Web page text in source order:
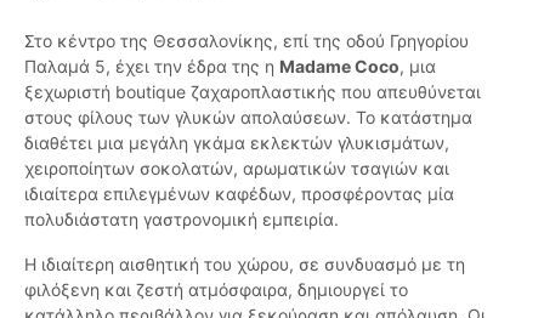
Στο κέντρο της Θεσσαλονίκης, επί της οδού Γρηγορίου
Παλαμά 5, έχει την έδρα της η Madame Coco, μια
ξεχωριστή boutique ζαχαροπλαστικής που απευθύνεται
στους φίλους των γλυκών απολαύσεων. Το κατάστημα
διαθέτει μια μεγάλη γκάμα εκλεκτών γλυκισμάτων,
χειροποίητων σοκολατών, αρωματικών τσαγιών και
ιδιαίτερα επιλεγμένων καφέδων, προσφέροντας μία
πολυδιάστατη γαστρονομική εμπειρία.
Η ιδιαίτερη αισθητική του χώρου, σε συνδυασμό με τη
φιλόξενη και ζεστή ατμόσφαιρα, δημιουργεί το